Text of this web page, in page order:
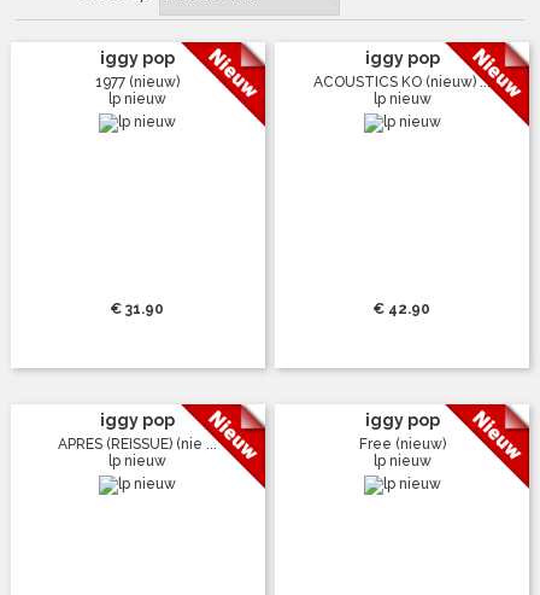
iggy pop
1977 (nieuw)
lp nieuw
€ 31.90
iggy pop
ACOUSTICS KO (nieuw) ...
lp nieuw
€ 42.90
iggy pop
APRES (REISSUE) (nie ...
lp nieuw
iggy pop
Free (nieuw)
lp nieuw